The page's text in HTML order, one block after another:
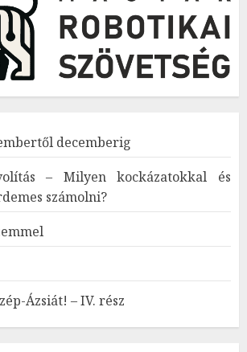
decemberig
– Milyen kockázatokkal és
számolni?
Ázsiát! – IV. rész